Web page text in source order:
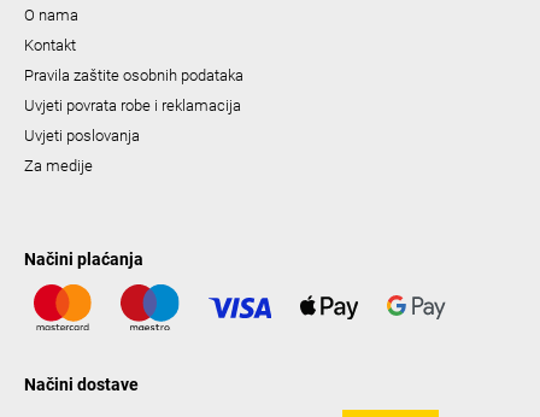
O nama
Kontakt
Pravila zaštite osobnih podataka
Uvjeti povrata robe i reklamacija
Uvjeti poslovanja
Za medije
Načini plaćanja
Načini dostave